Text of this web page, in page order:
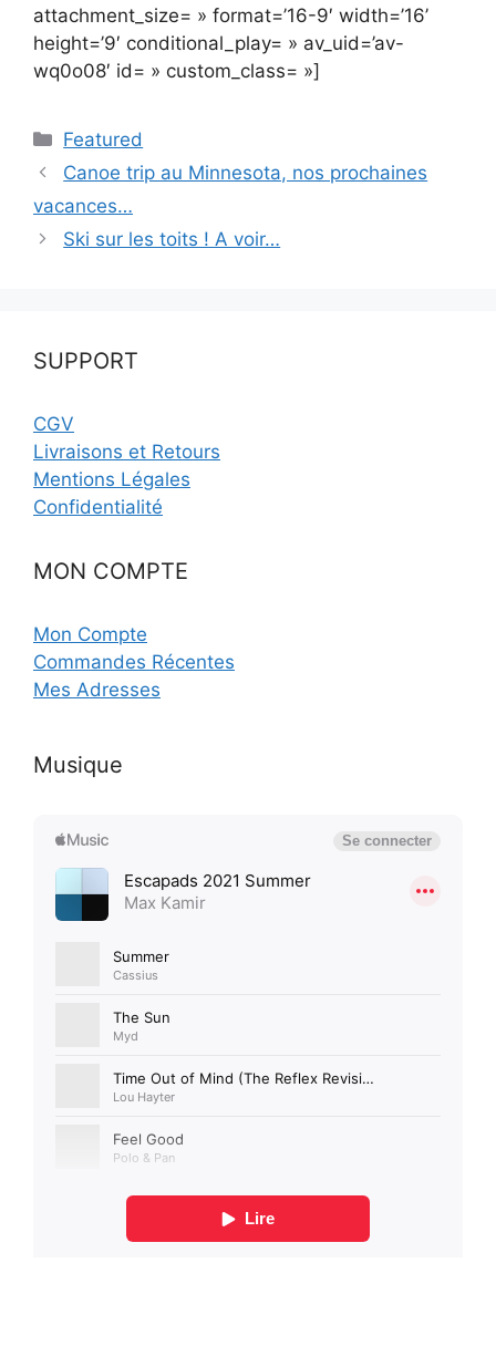
attachment_size= » format=’16-9′ width=’16’
height=’9′ conditional_play= » av_uid=’av-
wq0o08′ id= » custom_class= »]
Catégories
Featured
Canoe trip au Minnesota, nos prochaines
vacances…
Ski sur les toits ! A voir…
SUPPORT
CGV
Livraisons et Retours
Mentions Légales
Confidentialité
MON COMPTE
Mon Compte
Commandes Récentes
Mes Adresses
Musique